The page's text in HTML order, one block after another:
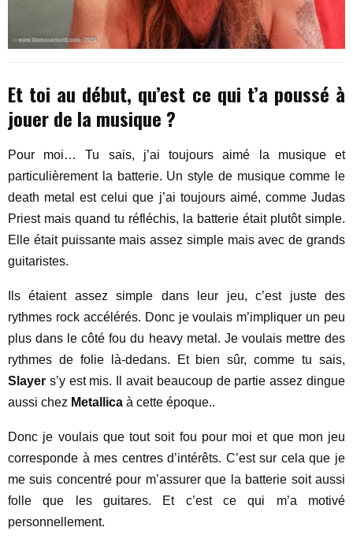
Et toi au début, qu’est ce qui t’a poussé à
jouer de la musique ?
Pour moi… Tu sais, j’ai toujours aimé la musique et
particulièrement la batterie. Un style de musique comme le
death metal est celui que j’ai toujours aimé, comme Judas
Priest mais quand tu réfléchis, la batterie était plutôt simple.
Elle était puissante mais assez simple mais avec de grands
guitaristes.
Ils étaient assez simple dans leur jeu, c’est juste des
rythmes rock accélérés. Donc je voulais m’impliquer un peu
plus dans le côté fou du heavy metal. Je voulais mettre des
rythmes de folie là-dedans. Et bien sûr, comme tu sais,
Slayer s’y est mis. Il avait beaucoup de partie assez dingue
aussi chez Metallica à cette époque..
Donc je voulais que tout soit fou pour moi et que mon jeu
corresponde à mes centres d’intérêts. C’est sur cela que je
me suis concentré pour m’assurer que la batterie soit aussi
folle que les guitares. Et c’est ce qui m’a motivé
personnellement.